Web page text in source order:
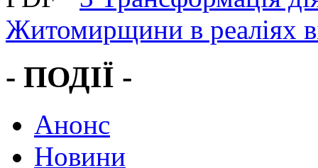
Житомирщини в реаліях
- ПОДІЇ -
Анонс
Новини